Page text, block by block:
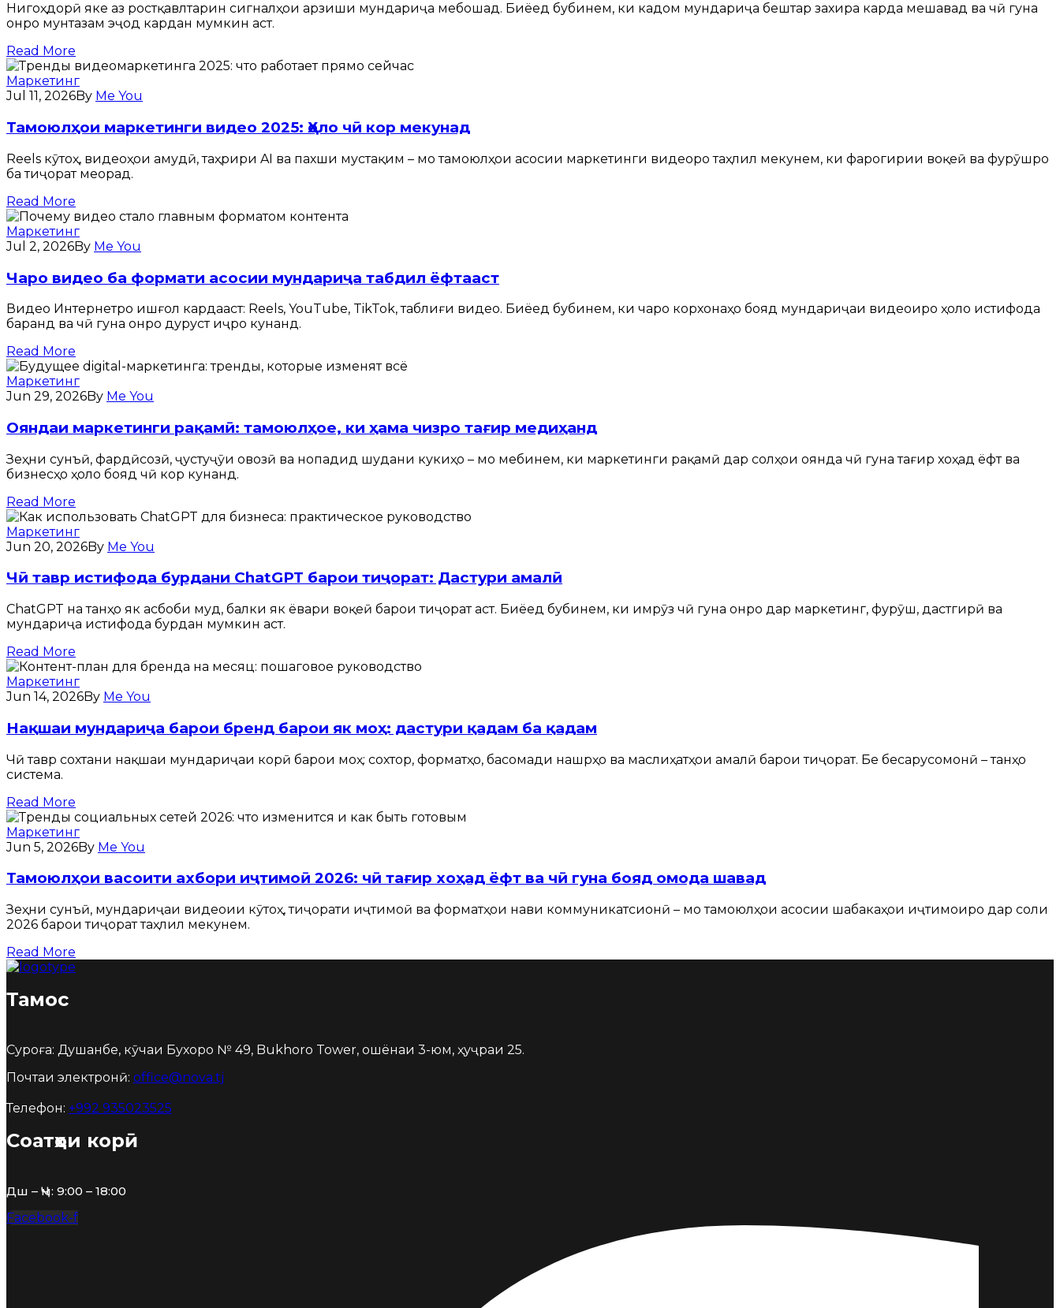
Нигоҳдорӣ яке аз ростқавлтарин сигналҳои арзиши мундариҷа мебошад. Биёед бубинем, ки кадом мундариҷа бештар захира карда мешавад ва чӣ гуна
онро мунтазам эҷод кардан мумкин аст.
Read More
Маркетинг
Jul 11, 2026By Me You
Тамоюлҳои маркетинги видео 2025: Ҳоло чӣ кор мекунад
Reels кӯтоҳ, видеоҳои амудӣ, таҳрири AI ва пахши мустақим – мо тамоюлҳои асосии маркетинги видеоро таҳлил мекунем, ки фарогирии воқеӣ ва фурӯшро
ба тиҷорат меорад.
Read More
Маркетинг
Jul 2, 2026By Me You
Чаро видео ба формати асосии мундариҷа табдил ёфтааст
Видео Интернетро ишғол кардааст: Reels, YouTube, TikTok, таблиғи видео. Биёед бубинем, ки чаро корхонаҳо бояд мундариҷаи видеоиро ҳоло истифода
баранд ва чӣ гуна онро дуруст иҷро кунанд.
Read More
Маркетинг
Jun 29, 2026By Me You
Ояндаи маркетинги рақамӣ: тамоюлҳое, ки ҳама чизро тағир медиҳанд
Зеҳни сунъӣ, фардӣсозӣ, ҷустуҷӯи овозӣ ва нопадид шудани кукиҳо – мо мебинем, ки маркетинги рақамӣ дар солҳои оянда чӣ гуна тағир хоҳад ёфт ва
бизнесҳо ҳоло бояд чӣ кор кунанд.
Read More
Маркетинг
Jun 20, 2026By Me You
Чӣ тавр истифода бурдани ChatGPT барои тиҷорат: Дастури амалӣ
ChatGPT на танҳо як асбоби муд, балки як ёвари воқеӣ барои тиҷорат аст. Биёед бубинем, ки имрӯз чӣ гуна онро дар маркетинг, фурӯш, дастгирӣ ва
мундариҷа истифода бурдан мумкин аст.
Read More
Маркетинг
Jun 14, 2026By Me You
Нақшаи мундариҷа барои бренд барои як моҳ: дастури қадам ба қадам
Чӣ тавр сохтани нақшаи мундариҷаи корӣ барои моҳ: сохтор, форматҳо, басомади нашрҳо ва маслиҳатҳои амалӣ барои тиҷорат. Бе бесарусомонӣ – танҳо
система.
Read More
Маркетинг
Jun 5, 2026By Me You
Тамоюлҳои васоити ахбори иҷтимоӣ 2026: чӣ тағир хоҳад ёфт ва чӣ гуна бояд омода шавад
Зеҳни сунъӣ, мундариҷаи видеоии кӯтоҳ, тиҷорати иҷтимоӣ ва форматҳои нави коммуникатсионӣ – мо тамоюлҳои асосии шабакаҳои иҷтимоиро дар соли
2026 барои тиҷорат таҳлил мекунем.
Read More
Тамос
Суроға: Душанбе, кӯчаи Бухоро № 49, Bukhoro Tower, ошёнаи 3-юм, ҳуҷраи 25.
Почтаи электронӣ: office@nova.tj
Телефон: +992 935023525
Соатҳои корӣ
Дш – Ҷм: 9:00 – 18:00
Facebook-f